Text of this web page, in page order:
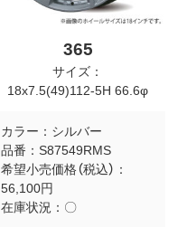
365
サイズ：
18x7.5(49)112-5H 66.6φ
カラー： シルバー
品番： S87549RMS
希望小売価格（税込）：
56,100円
在庫状況： 〇